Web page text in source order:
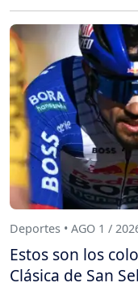
Deportes • AGO 1 /
Estos son los
Clásica de San